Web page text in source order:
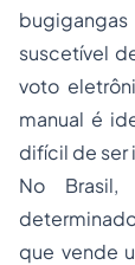
suscetível
voto
manual é
difícil de
No
que vende